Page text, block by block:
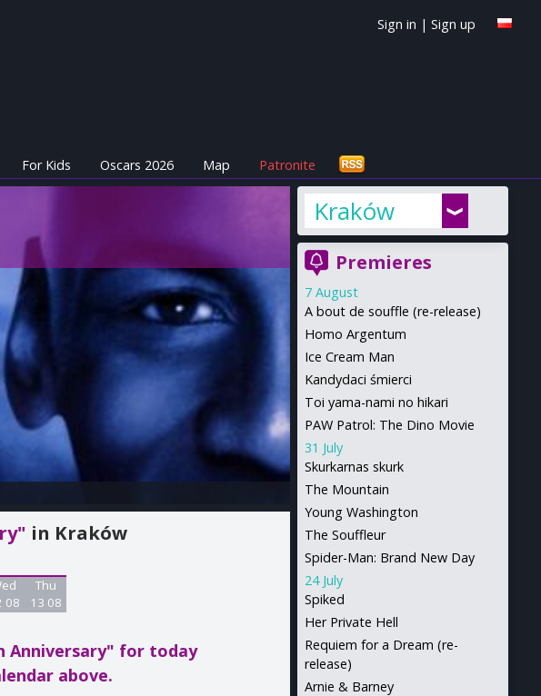
Sign in | Sign up
For Kids Oscars 2026 Map Patronite
in Kraków
08
Thu
13 08
Anniversary" for today
above.
Kraków
Premieres
7 August
A bout de souffle (re-release)
Homo Argentum
Ice Cream Man
Kandydaci śmierci
Toi yama-nami no hikari
PAW Patrol: The Dino Movie
31 July
Skurkarnas skurk
The Mountain
Young Washington
The Souffleur
Spider-Man: Brand New Day
24 July
Spiked
Her Private Hell
Requiem for a Dream (re-
release)
Arnie & Barney